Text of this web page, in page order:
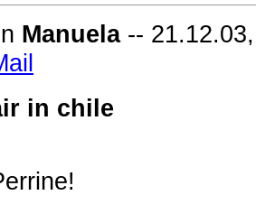
Manuela--
in chile